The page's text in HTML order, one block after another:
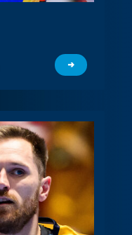
→